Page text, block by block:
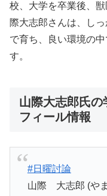
校、大学を卒業後、
際大志郎さんは、し
で育ち、良い環境の
す。
山際大志郎氏の
フィール情報
#日曜討論
山際 大志郎 (や